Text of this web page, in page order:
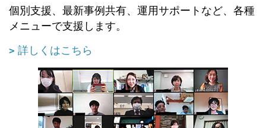
個別支援、最新事例共有、運用サポートなど、各種
メニューで支援します。
詳しくはこちら